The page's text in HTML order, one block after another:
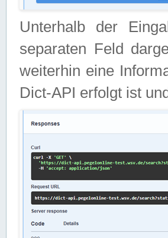
Unterhalb der
separaten Feld
weiterhin eine
Dict-API erfolgt ist